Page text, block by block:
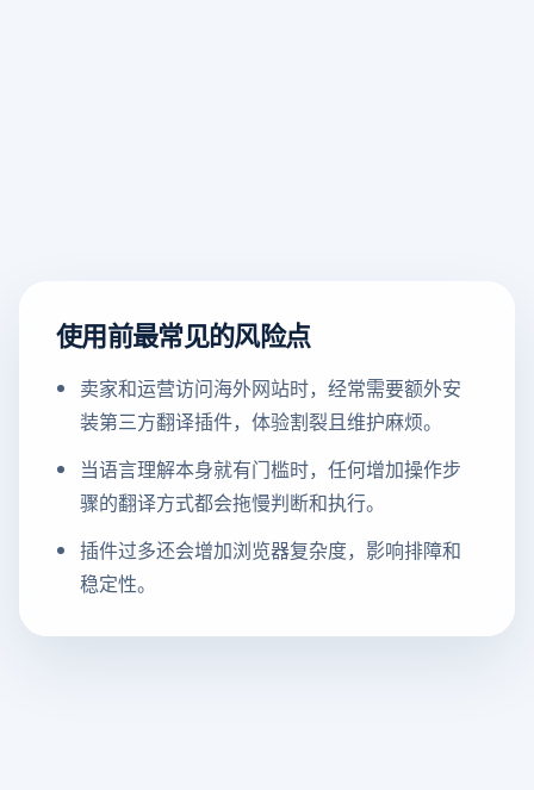
使用前最常见的风险点
卖家和运营访问海外网站时，经常需要额外安
装第三方翻译插件，体验割裂且维护麻烦。
当语言理解本身就有门槛时，任何增加操作步
骤的翻译方式都会拖慢判断和执行。
插件过多还会增加浏览器复杂度，影响排障和
稳定性。